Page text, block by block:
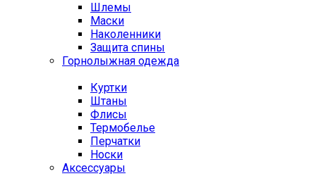
Шлемы
Маски
Наколенники
Защита спины
Горнолыжная одежда
Куртки
Штаны
Флисы
Термобелье
Перчатки
Носки
Аксессуары